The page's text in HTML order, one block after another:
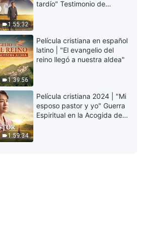
Ya no me limita mi poca aptitud
Testimonios cristianos, Ep. 872:
Es crucial tener las intenciones
correctas al cumplir el deber
Testimonios cristianos, Ep. 871:
Ya no dependo de mis hijos para
que me cuiden en la vejez
1:55:32
tardío" Testimonio de
1:39:56
Película cristiana en español
latino | "El evangelio del
reino llegó a nuestra aldea"
1:59:34
Película cristiana 2024 | "Mi
esposo pastor y yo" Guerra
Espiritual en la Acogida del